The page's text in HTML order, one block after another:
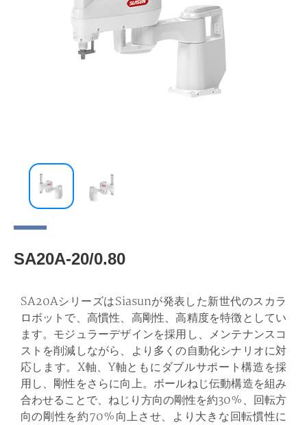
SA20A-20/0.80
SA20AシリーズはSiasunが発表した新世代のスカラ
ロボットで、高慣性、高剛性、高精度を特徴としてい
ます。モジュラーデザインを採用し、メンテナンスコ
ストを削減しながら、より多くの自動化シナリオに対
応します。X軸、Y軸ともにダブルサポート構造を採
用し、剛性をさらに向上。ボールねじ伝動構造を組み
合わせることで、ねじり方向の剛性を約30%、回転方
向の剛性を約70%向上させ、より大きな回転慣性に